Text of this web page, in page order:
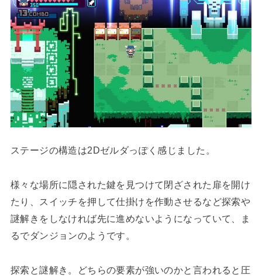
ステージの構造は2Dゼルダっぽく感じました。
様々な場所に隠された鍵を見つけて閉ざされた扉を開け
たり、スイッチを押して仕掛けを作動させるなど探索や
謎解きをしなければ先に進めないようになっていて、ま
るでダンジョンのようです。
探索と謎解き。どちらの要素が強いのかと言われると圧